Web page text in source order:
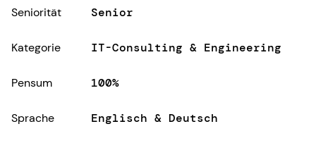
Seniorität Senior
Kategorie IT-Consulting & Engineering
Pensum 100%
Sprache Englisch & Deutsch